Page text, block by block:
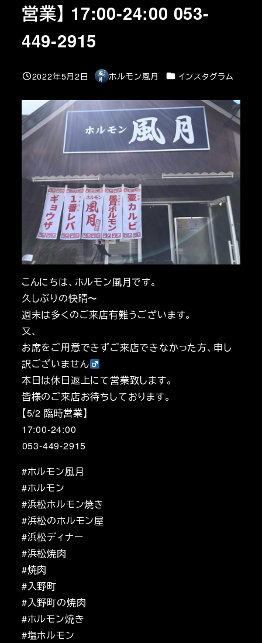
営業】 17:00-24:00 ︎053-
449-2915
投稿日
2022年5月2日
著
ホルモン風月 カテゴリー
インスタグラム
こんにちは、ホルモン風月です。
久しぶりの快晴〜
週末は多くのご来店有難うございます。
又、
お席をご用意できずご来店できなかった方、申し
訳ございません‍
本日は休日返上にて営業致します。
皆様のご来店お待ちしております。
【5/2 臨時営業】
17:00-24:00
︎053-449-2915
#ホルモン風月
#ホルモン
#浜松ホルモン焼き
#浜松のホルモン屋
#浜松ディナー
#浜松焼肉
#焼肉
#入野町
#入野町の焼肉
#ホルモン焼き
#塩ホルモン